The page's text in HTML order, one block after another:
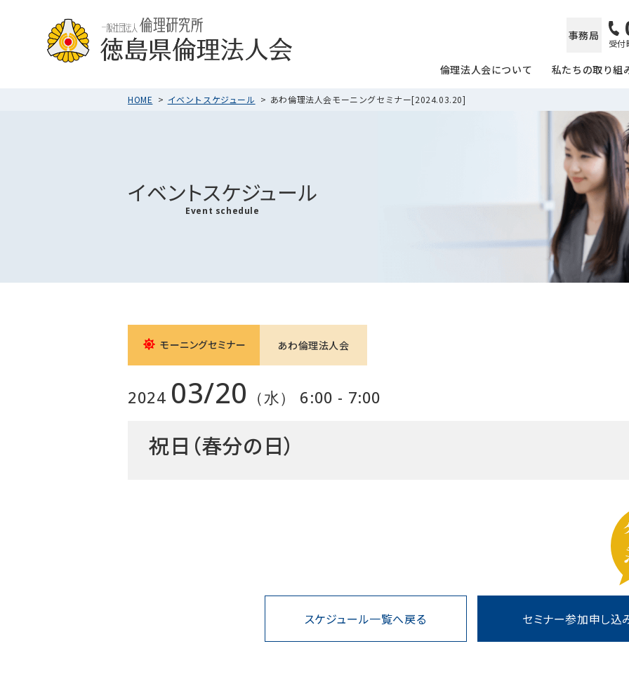
事務局
受付
倫理法人会について 私たちの取り組
HOME イベントスケジュール あわ倫理法人会モーニングセミナー[2024.03.20]
イベントスケジュール
Event schedule
モーニングセミナー あわ倫理法人会
2024 03/20 （水） 6:00 - 7:00
祝日（春分の日）
スケジュール一覧へ戻る セミナー参加申し込